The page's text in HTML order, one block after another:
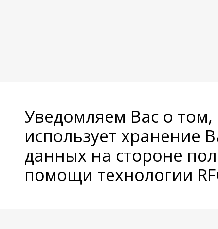
Уведомляем Вас о
использует хранение
данных на стороне
помощи технологии